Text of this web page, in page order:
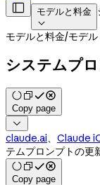
 モデルと料金

モデルと料金/モデル
システムプ
Copy page

claude.ai、 Claude
テムプロンプトの更
Copy page